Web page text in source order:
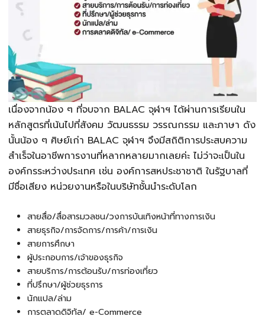
เนื่องจากน้อง ๆ ที่จบจาก BALAC จุฬาฯ ได้ผ่านการเรียนใน
หลักสูตรที่เน้นไปที่สังคม วัฒนธรรม วรรณกรรม และภาษา ดัง
นั้นน้อง ๆ ศิษย์เก่า BALAC จุฬาฯ จึงมีสถิติการประสบความ
สำเร็จในอาชีพการงานที่หลากหลายมากเลยค่ะ ไม่ว่าจะเป็นใน
องค์กรระหว่างประเทศ เช่น องค์การสหประชาชาติ ในรัฐบาลที่
มีชื่อเสียง หน่วยงานหรือในบริษัทชั้นนำระดับโลก
สายสื่อ/สื่อสารมวลชน/วงการบันเทิงหน้าที่ทางการเงิน
สายธุรกิจ/การจัดการ/การค้า/การเงิน
สายการศึกษา
ผู้ประกอบการ/เจ้าของธุรกิจ
สายบริการ/การต้อนรับ/การท่องเที่ยว
ที่ปรึกษา/ผู้ช่วยธุรการ
นักแปล/ล่าม
การตลาดดิจิทัล/ e-Commerce